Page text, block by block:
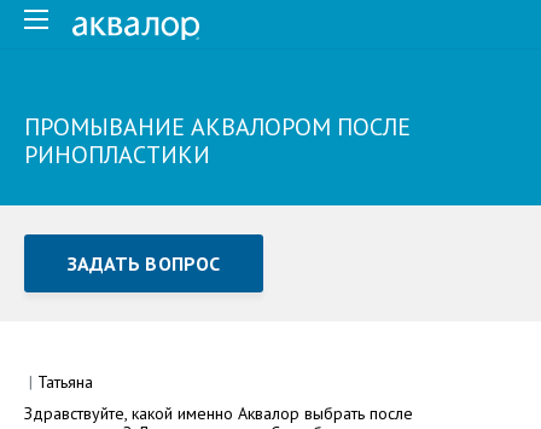
ПРОМЫВАНИЕ АКВАЛОРОМ ПОСЛЕ
РИНОПЛАСТИКИ
ЗАДАТЬ ВОПРОС
Как Вас зовут
| Татьяна
Здравствуйте, какой именно Аквалор выбрать после